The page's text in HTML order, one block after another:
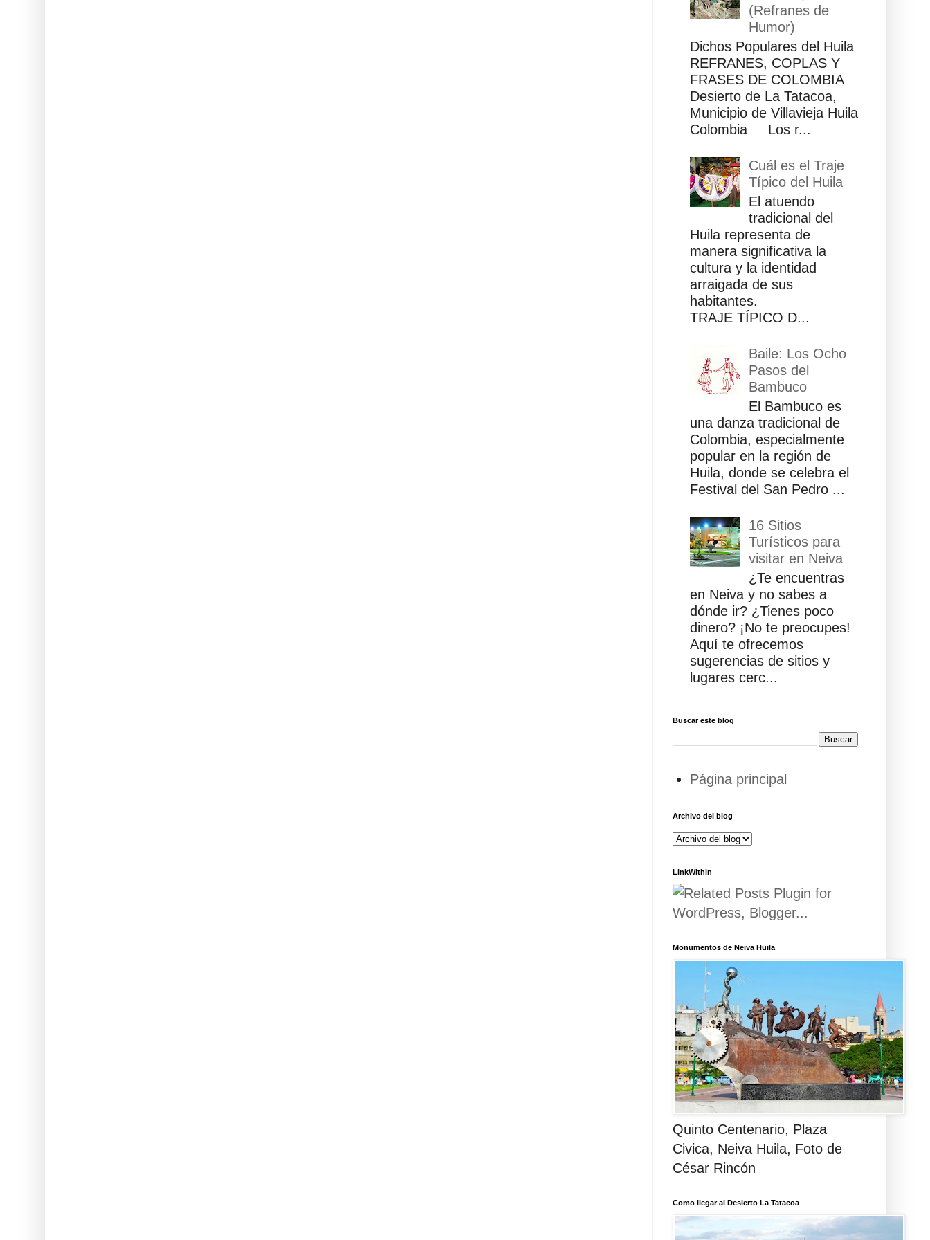
(Refranes de
Humor)
Dichos Populares del Huila
REFRANES, COPLAS Y
FRASES DE COLOMBIA
Desierto de La Tatacoa,
Municipio de Villavieja Huila
Colombia Los r...
Cuál es el Traje
Típico del Huila
El atuendo
tradicional del
Huila representa de
manera significativa la
cultura y la identidad
arraigada de sus
habitantes.
TRAJE TÍPICO D...
Baile: Los Ocho
Pasos del
Bambuco
El Bambuco es
una danza tradicional de
Colombia, especialmente
popular en la región de
Huila, donde se celebra el
Festival del San Pedro ...
16 Sitios
Turísticos para
visitar en Neiva
¿Te encuentras
en Neiva y no sabes a
dónde ir? ¿Tienes poco
dinero? ¡No te preocupes!
Aquí te ofrecemos
sugerencias de sitios y
lugares cerc...
Buscar este blog
Página principal
Archivo del blog
LinkWithin
Monumentos de Neiva Huila
Quinto Centenario, Plaza
Civica, Neiva Huila, Foto de
César Rincón
Como llegar al Desierto La Tatacoa